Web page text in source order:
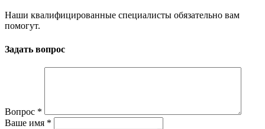
Наши квалифицированные специалисты обязательно вам
помогут.
Задать вопрос
Вопрос *
Ваше имя *